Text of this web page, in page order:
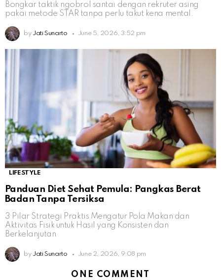
Bongkar taktik ngobrol santai dengan rekruter asing
pakai metode STAR tanpa perlu takut kena mental.
by Jati Sunarto June 5, 2026, 3:52 pm
LIFESTYLE
Panduan Diet Sehat Pemula: Pangkas Berat
Badan Tanpa Tersiksa
3 Pilar Strategi Praktis Mengatur Pola Makan dan
Aktivitas Fisik untuk Hasil yang Konsisten dan
Berkelanjutan
by Jati Sunarto June 2, 2026, 9:08 pm
ONE COMMENT